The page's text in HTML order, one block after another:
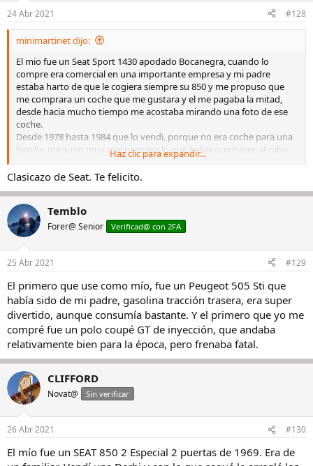
e
s
24 Abr 2021 #128
minimartinet dijo:
El mio fue un Seat Sport 1430 apodado Bocanegra, cuando lo
compre era comercial en una importante empresa y mi padre
estaba harto de que le cogiera siempre su 850 y me propuso que
me comprara un coche que me gustara y el me pagaba la mitad,
desde hacia mucho tiempo me acostaba mirando una foto de ese
coche.
Desde 1978 hasta 1984 que lo vendi, porque no era coche para una
familia, me supo muy mal pero era lo que hebia que hacer, al cabo
de 30 años, encontre una unidad igual y matricula muy similar en
Galicia y hasta hoy que lo sigo conservando.
reloj de calidad y comprado con la primera comision.Ver el archivos
adjunto 1198209Ver el archivos adjunto 1198210
adjunto 1198211
Haz clic para expandir...
Clasicazo de Seat. Te felicito.
Temblo
Forer@ Senior Verificad@ con 2FA
25 Abr 2021 #129
El primero que use como mío, fue un Peugeot 505 Sti que
había sido de mi padre, gasolina tracción trasera, era super
divertido, aunque consumía bastante. Y el primero que yo me
compré fue un polo coupé GT de inyección, que andaba
relativamente bien para la época, pero frenaba fatal.
CLIFFORD
Novat@ Sin verificar
26 Abr 2021 #130
El mío fue un SEAT 850 2 Especial 2 puertas de 1969. Era de